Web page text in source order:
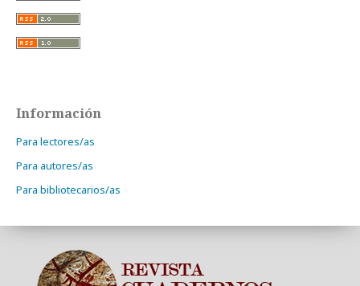
Información
Para lectores/as
Para autores/as
Para bibliotecarios/as